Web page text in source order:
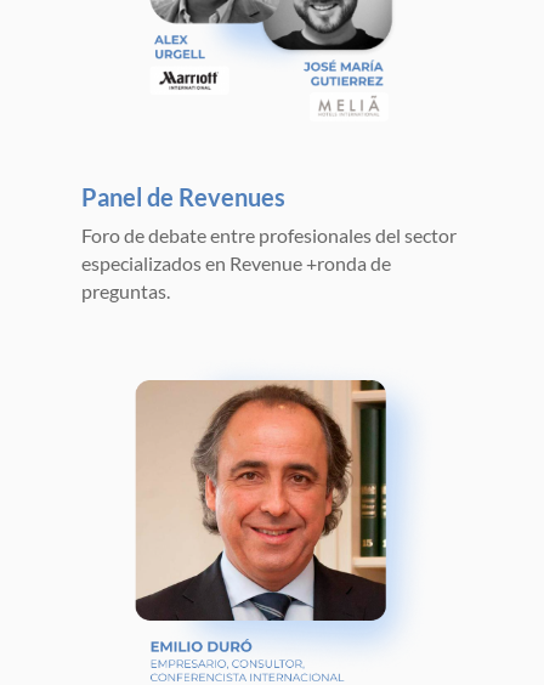
Panel de Revenues
Foro de debate entre profesionales del sector
especializados en Revenue +ronda de
preguntas.